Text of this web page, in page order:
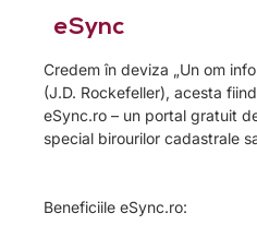
eSync​
Credem în deviza „Un om
(J.D. Rockefeller), acesta
eSync.ro – un portal gratuit
special birourilor cadastrale
Beneficiile eSync.ro: